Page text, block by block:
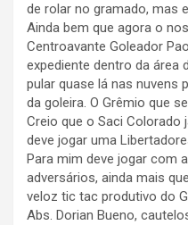
de rolar no gramado, mas
Ainda bem que agora o
Centroavante Goleador
expediente dentro da área
pular quase lá nas nuvens
da goleira. O Grêmio que
Creio que o Saci Colorado
deve jogar uma
Para mim deve jogar com
adversários, ainda mais
veloz tic tac produtivo do
Abs. Dorian Bueno,